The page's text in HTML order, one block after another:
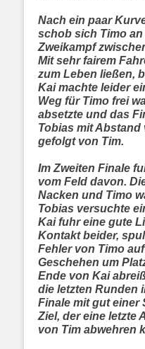
Nach ein paar
schob sich Timo
Zweikampf
Mit sehr fairem
zum Leben ließen,
Kai machte leider
Weg für Timo frei
absetzte und das
Tobias mit Abstand
gefolgt von Tim.
Im Zweiten Finale
vom Feld davon.
Nacken und Timo
Tobias versuchte
Kai fuhr eine gute
Kontakt beider,
Fehler von Timo
Geschehen um
Ende von Kai
die letzten Runden
Finale mit gut einer
Ziel, der eine letzte
von Tim abwehren